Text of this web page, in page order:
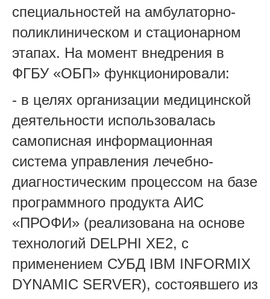
специальностей на амбулаторно-
поликлиническом и стационарном
этапах. На момент внедрения в
ФГБУ «ОБП» функционировали:
- в целях организации медицинской
деятельности использовалась
самописная информационная
система управления лечебно-
диагностическим процессом на базе
программного продукта АИС
«ПРОФИ» (реализована на основе
технологий DELPHI XE2, с
применением СУБД IBM INFORMIX
DYNAMIC SERVER), состоявшего из